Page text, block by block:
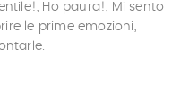
Ho paura!, Mi sento
le prime emozioni,